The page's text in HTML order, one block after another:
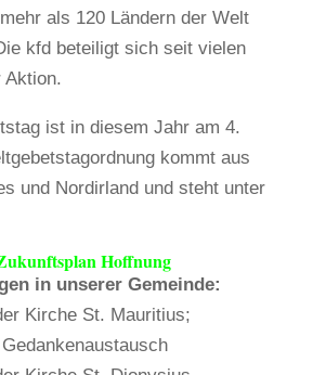
als 120 Ländern der Welt
kfd beteiligt sich seit vielen
Aktion.
ist in diesem Jahr am 4.
kommt aus
und Nordirland und steht unter
Hoffnung
in unserer Gemeinde:
Kirche St. Mauritius;